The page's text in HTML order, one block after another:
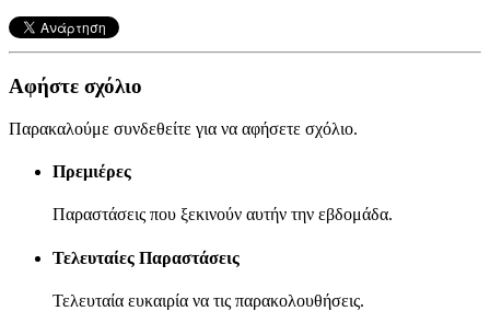
Αφήστε σχόλιο
Παρακαλούμε συνδεθείτε για να αφήσετε σχόλιο.
Πρεμιέρες
Παραστάσεις που ξεκινούν αυτήν την εβδομάδα.
Τελευταίες Παραστάσεις
Τελευταία ευκαιρία να τις παρακολουθήσεις.